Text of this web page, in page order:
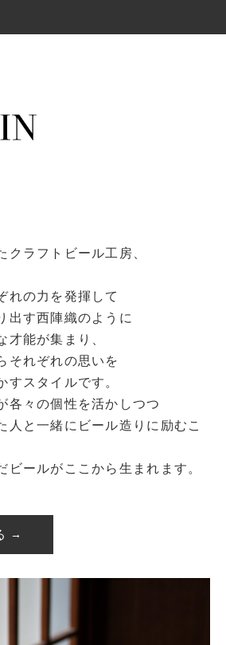
クラフトビール工房、
れの力を発揮して
出す西陣織のように
才能が集まり、
それぞれの思いを
すスタイルです。
各々の個性を活かしつつ
人と一緒にビール造りに励むこ
ビールがここから生まれます。